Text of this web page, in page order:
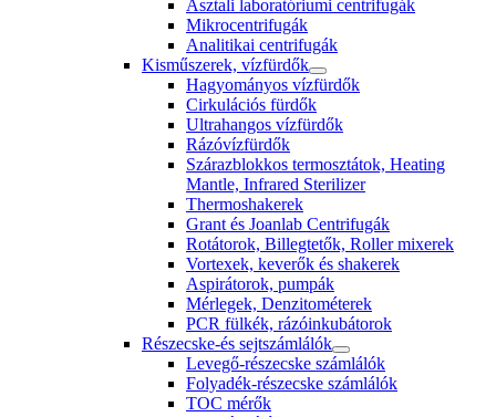
Asztali laboratóriumi centrifugák
Mikrocentrifugák
Analitikai centrifugák
Kisműszerek, vízfürdők
Hagyományos vízfürdők
Cirkulációs fürdők
Ultrahangos vízfürdők
Rázóvízfürdők
Szárazblokkos termosztátok, Heating
Mantle, Infrared Sterilizer
Thermoshakerek
Grant és Joanlab Centrifugák
Rotátorok, Billegtetők, Roller mixerek
Vortexek, keverők és shakerek
Aspirátorok, pumpák
Mérlegek, Denzitométerek
PCR fülkék, rázóinkubátorok
Részecske-és sejtszámlálók
Levegő-részecske számlálók
Folyadék-részecske számlálók
TOC mérők